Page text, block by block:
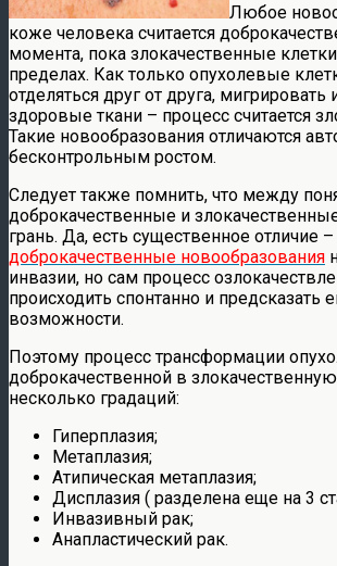
Любое
коже человека считается
момента, пока злокачественные
пределах. Как только опухолевые
отделяться друг от друга, мигрировать
здоровые ткани – процесс считается
Такие новообразования отличаются
бесконтрольным ростом.
Следует также помнить, что между
доброкачественные и
грань. Да, есть существенное отличие –
доброкачественные новообразования
инвазии, но сам процесс
происходить спонтанно и предсказать
возможности.
Поэтому процесс трансформации
доброкачественной в
несколько градаций:
Гиперплазия;
Метаплазия;
Атипическая метаплазия;
Дисплазия ( разделена еще на 3
Инвазивный рак;
Анапластический рак.